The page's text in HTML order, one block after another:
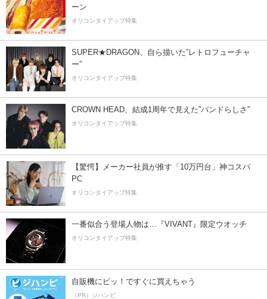
ーン
オリコンタイアップ特集
SUPER★DRAGON、自ら描いた”レトロフューチャ
ー”
オリコンタイアップ特集
CROWN HEAD、結成1周年で見えた”バンドらしさ”
オリコンタイアップ特集
【驚愕】メーカー社員が推す「10万円台」神コスパ
PC
オリコンタイアップ特集
一番似合う登場人物は…『VIVANT』限定ウオッチ
オリコンタイアップ特集
自販機にピッ！ですぐに買えちゃう
（PR）ジハンピ